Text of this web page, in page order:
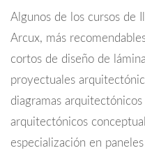
Algunos de los cursos de
Arcux, más
cortos de diseño de
proyectuales
diagramas
arquitectónicos
especialización en